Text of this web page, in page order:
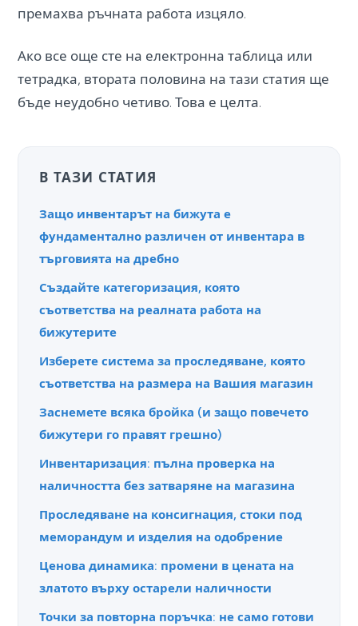
премахва ръчната работа изцяло.
Ако все още сте на електронна таблица или
тетрадка, втората половина на тази статия ще
бъде неудобно четиво. Това е целта.
В ТАЗИ СТАТИЯ
Защо инвентарът на бижута е
фундаментално различен от инвентара в
търговията на дребно
Създайте категоризация, която
съответства на реалната работа на
бижутерите
Изберете система за проследяване, която
съответства на размера на Вашия магазин
Заснемете всяка бройка (и защо повечето
бижутери го правят грешно)
Инвентаризация: пълна проверка на
наличността без затваряне на магазина
Проследяване на консигнация, стоки под
меморандум и изделия на одобрение
Ценова динамика: промени в цената на
златото върху остарели наличности
Точки за повторна поръчка: не само готови